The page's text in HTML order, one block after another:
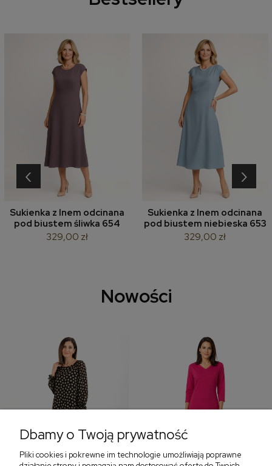
Sukienka z lnem odcinana
pod biustem śliwka 654
329,00 zł
Sukienka z lnem odcinana
pod biustem niebieska 653
329,00 zł
‹ ›
Nowości
Dbamy o Twoją prywatność
Pliki cookies i pokrewne im technologie umożliwiają poprawne